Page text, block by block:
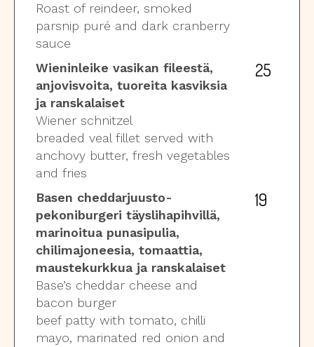
Roast of reindeer, smoked
parsnip puré and dark cranberry
sauce
Wieninleike vasikan fileestä,
anjovisvoita, tuoreita kasviksia
ja ranskalaiset
Wiener schnitzel
breaded veal fillet served with
anchovy butter, fresh vegetables
and fries
25
Basen cheddarjuusto-
pekoniburgeri täyslihapihvillä,
marinoitua punasipulia,
chilimajoneesia, tomaattia,
maustekurkkua ja ranskalaiset
Base’s cheddar cheese and
bacon burger
beef patty with tomato, chilli
mayo, marinated red onion and
19